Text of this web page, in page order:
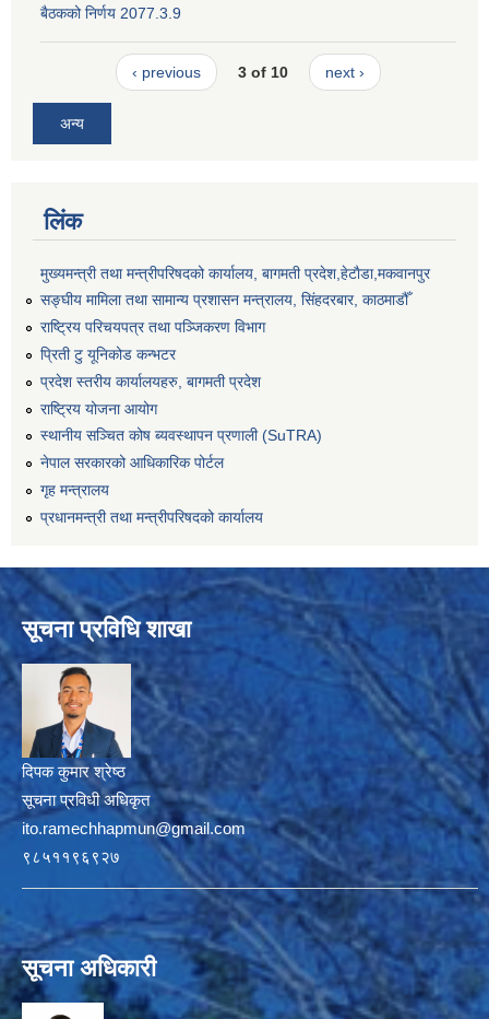
बैठकको निर्णय 2077.3.9
‹ previous 3 of 10 next ›
अन्य
लिंक
मुख्यमन्त्री तथा मन्त्रीपरिषदको कार्यालय, बागमती प्रदेश,हेटाैडा,मकवानपुर
सङ्‍घीय मामिला तथा सामान्य प्रशासन मन्त्रालय, सिंहदरबार, काठमाडौँ
राष्ट्रिय परिचयपत्र तथा पञ्जिकरण विभाग
प्रिती टु यूनिकोड कन्भटर
प्रदेश स्तरीय कार्यालयहरु, बागमती प्रदेश
राष्ट्रिय योजना आयोग
स्थानीय सञ्चित कोष ब्यवस्थापन प्रणाली (SuTRA)
नेपाल सरकारको आधिकारिक पोर्टल
गृह मन्त्रालय
प्रधानमन्त्री तथा मन्त्रीपरिषदको कार्यालय
सूचना प्रविधि शाखा
दिपक कुमार श्रेष्ठ
सूचना प्रविधी अधिकृत
ito.ramechhapmun@gmail.com
९८५११९६९२७
सूचना अधिकारी